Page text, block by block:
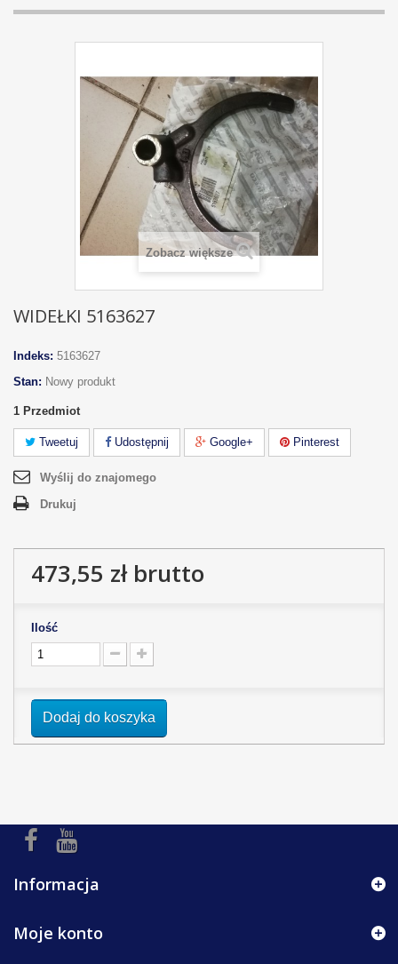
Zobacz większe
WIDEŁKI 5163627
Indeks: 5163627
Stan: Nowy produkt
1 Przedmiot
Tweetuj Udostępnij Google+ Pinterest
Wyślij do znajomego
Drukuj
473,55 złbrutto
Ilość
Dodaj do koszyka
Informacja
Moje konto